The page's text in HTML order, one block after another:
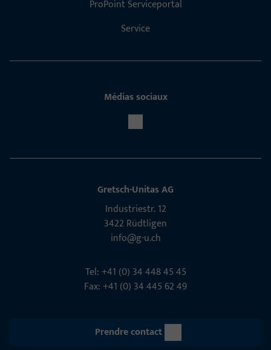
ProPoint Serviceportal
Service
Médias sociaux
Gretsch-Unitas AG
Indu­s­triestr. 12
3422 Rüdt­ligen
info@g-u.ch
Tel: +41 (0) 34 448 45 45
Fax: +41 (0) 34 445 62 49
Prendre contact